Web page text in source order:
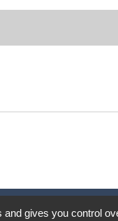
gives you control